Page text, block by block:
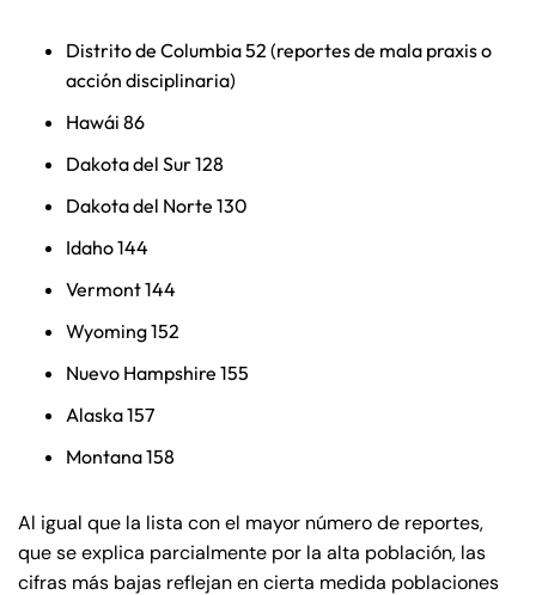
Distrito de Columbia 52 (reportes de mala praxis o
acción disciplinaria)
Hawái 86
Dakota del Sur 128
Dakota del Norte 130
Idaho 144
Vermont 144
Wyoming 152
Nuevo Hampshire 155
Alaska 157
Montana 158
Al igual que la lista con el mayor número de reportes,
que se explica parcialmente por la alta población, las
cifras más bajas reflejan en cierta medida poblaciones
Sunday
Closed
Sunday
Closed